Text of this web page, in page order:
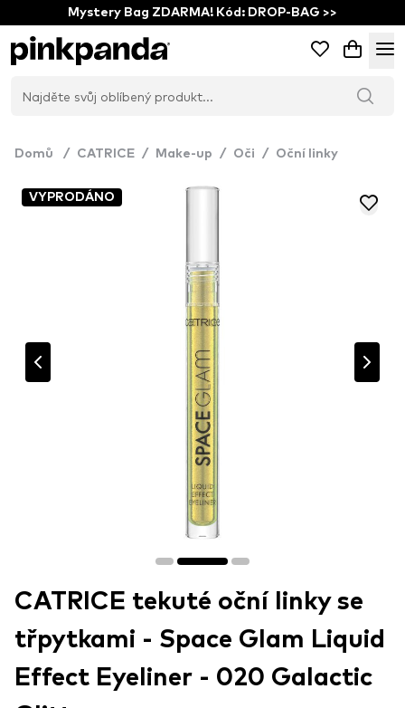
Mystery Bag ZDARMA! Kód: DROP-BAG >>
Domů / CATRICE / Make-up / Oči / Oční linky
VYPRODÁNO
CATRICE tekuté oční linky se
třpytkami - Space Glam Liquid
Effect Eyeliner - 020 Galactic